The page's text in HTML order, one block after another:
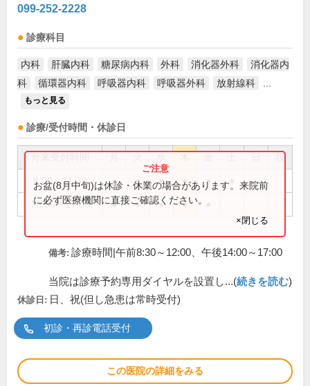
099-252-2228
診療科目
内科 肝臓内科 糖尿病内科 外科 消化器外科
消化器内
科
循環器内科 呼吸器内科 呼吸器外科 放射線科
もっと見る
診療/受付時間・休診日
祝
8:00～11:30 ● ● ● ● ●
13:00～17:00 ● ● ● ●
お盆(8月中旬)は休診・休業の場合があります。来院前
に必ず医療機関に直接ご確認ください。
×閉じる
備考: 診療時間|午前8:30～12:00、午後14:00～17:00
当院は診療予約専用ダイヤルを設置し...(続きを読む)
休診日: 日、祝(但し急患は常時受付)
初診・再診電話受付
この医院の詳細をみる